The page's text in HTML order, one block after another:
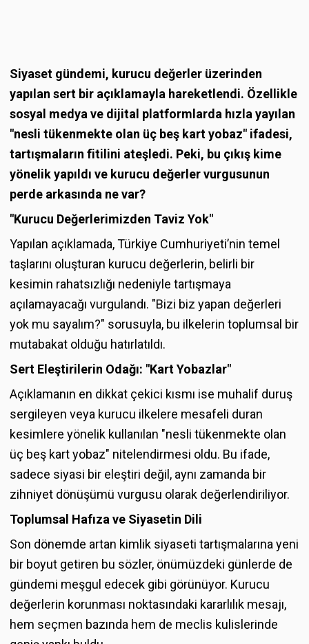
Siyaset gündemi, kurucu değerler üzerinden
yapılan sert bir açıklamayla hareketlendi. Özellikle
sosyal medya ve dijital platformlarda hızla yayılan
"nesli tükenmekte olan üç beş kart yobaz" ifadesi,
tartışmaların fitilini ateşledi. Peki, bu çıkış kime
yönelik yapıldı ve kurucu değerler vurgusunun
perde arkasında ne var?
"Kurucu Değerlerimizden Taviz Yok"
Yapılan açıklamada, Türkiye Cumhuriyeti’nin temel
taşlarını oluşturan kurucu değerlerin, belirli bir
kesimin rahatsızlığı nedeniyle tartışmaya
açılamayacağı vurgulandı. "Bizi biz yapan değerleri
yok mu sayalım?" sorusuyla, bu ilkelerin toplumsal bir
mutabakat olduğu hatırlatıldı.
Sert Eleştirilerin Odağı: "Kart Yobazlar"
Açıklamanın en dikkat çekici kısmı ise muhalif duruş
sergileyen veya kurucu ilkelere mesafeli duran
kesimlere yönelik kullanılan "nesli tükenmekte olan
üç beş kart yobaz" nitelendirmesi oldu. Bu ifade,
sadece siyasi bir eleştiri değil, aynı zamanda bir
zihniyet dönüşümü vurgusu olarak değerlendiriliyor.
Toplumsal Hafıza ve Siyasetin Dili
Son dönemde artan kimlik siyaseti tartışmalarına yeni
bir boyut getiren bu sözler, önümüzdeki günlerde de
gündemi meşgul edecek gibi görünüyor. Kurucu
değerlerin korunması noktasındaki kararlılık mesajı,
hem seçmen bazında hem de meclis kulislerinde